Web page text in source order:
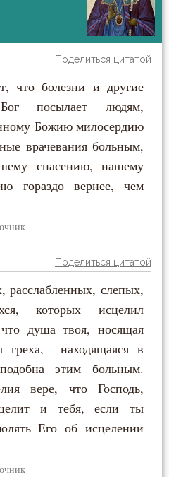
(Плиханков)
Поделиться цитатой
что болезни и другие
посылает людям,
Божию милосердию
врачевания больным,
спасению, нашему
гораздо вернее, чем
Поделиться цитатой
расслабленных, слепых,
которых исцелил
душа твоя, носящая
греха, находящаяся в
этим больным.
вере, что Господь,
и тебя, если ты
Его об исцелении